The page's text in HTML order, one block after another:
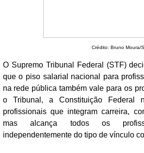
Crédito: Bruno Moura/
O Supremo Tribunal Federal (STF)
que o piso salarial nacional para
na rede pública também vale para os
o Tribunal, a Constituição Federal
profissionais que integram carreira,
mas alcança todos os
independentemente do tipo de vínculo